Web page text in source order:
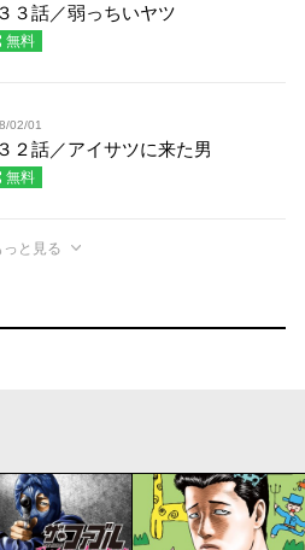
３話／弱っちいヤツ
無料
02/01
２話／アイサツに来た男
無料
っと見る